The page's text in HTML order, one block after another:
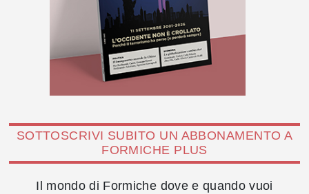
SOTTOSCRIVI SUBITO UN ABBONAMENTO A
FORMICHE PLUS
Il mondo di Formiche dove e quando vuoi